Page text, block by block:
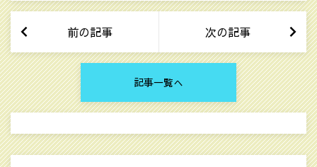
前の記事 次の記事
記事一覧へ